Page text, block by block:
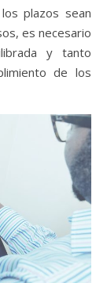
plazos sean
es necesario
y tanto
de los